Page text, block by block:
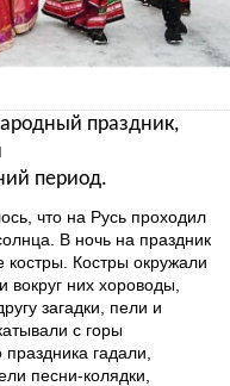
праздник,
период.
что на Русь проходил
В ночь на праздник
Костры окружали
них хороводы,
загадки, пели и
с горы
гадали,
песни-колядки,